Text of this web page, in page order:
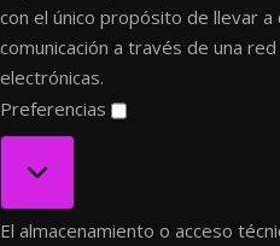
con el único propósito de llevar a
comunicación a través de una
electrónicas.
Preferencias
Preferencias
El almacenamiento o acceso